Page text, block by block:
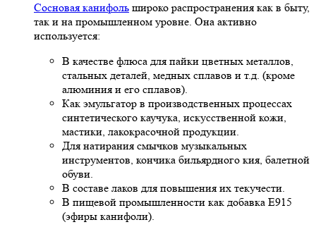
Сосновая канифоль широко распространения как в быту,
так и на промышленном уровне. Она активно
используется:
В качестве флюса для пайки цветных металлов,
стальных деталей, медных сплавов и т.д. (кроме
алюминия и его сплавов).
Как эмульгатор в производственных процессах
синтетического каучука, искусственной кожи,
мастики, лакокрасочной продукции.
Для натирания смычков музыкальных
инструментов, кончика бильярдного кия, балетной
обуви.
В составе лаков для повышения их текучести.
В пищевой промышленности как добавка Е915
(эфиры канифоли).